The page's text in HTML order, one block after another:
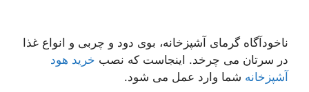
ناخودآگاه گرمای آشپزخانه، بوی دود و چربی و انواع غذا
در سرتان می چرخد. اینجاست که نصب خرید هود
آشپزخانه شما وارد عمل می شود.